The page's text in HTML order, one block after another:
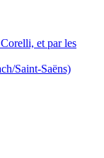
et par les
Saint-Saëns)